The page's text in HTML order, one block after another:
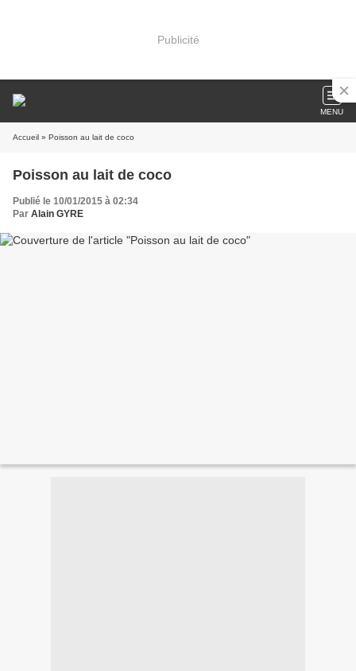
Publicité
MENU
Accueil » Poisson au lait de coco
Poisson au lait de coco
Publié le 10/01/2015 à 02:34
Par Alain GYRE